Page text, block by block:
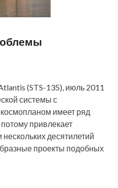
(STS-135), июль 2011
системы с
имеет ряд
привлекает
десятилетий
проекты подобных